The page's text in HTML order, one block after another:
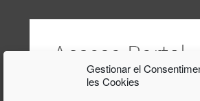
Gestionar el
les Cookies